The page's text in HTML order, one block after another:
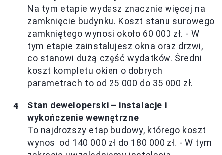
Na tym etapie wydasz znacznie więcej na
zamknięcie budynku. Koszt stanu surowego
zamkniętego wynosi około 60 000 zł. - W
tym etapie zainstalujesz okna oraz drzwi,
co stanowi dużą część wydatków. Średni
koszt kompletu okien o dobrych
parametrach to od 25 000 do 35 000 zł.
Stan deweloperski – instalacje i
wykończenie wewnętrzne
To najdroższy etap budowy, którego koszt
wynosi od 140 000 zł do 180 000 zł. - W tym